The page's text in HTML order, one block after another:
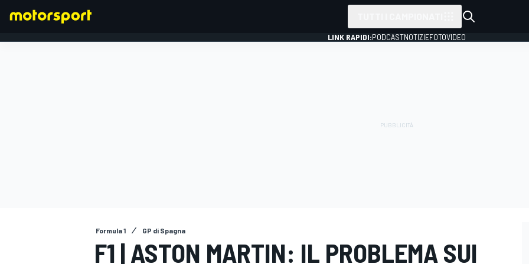
LINK RAPIDI:PODCASTNOTIZIEFOTOVIDEO
Formula 1 GP di Spagna
F1 | ASTON MARTIN: IL PROBLEMA SUI